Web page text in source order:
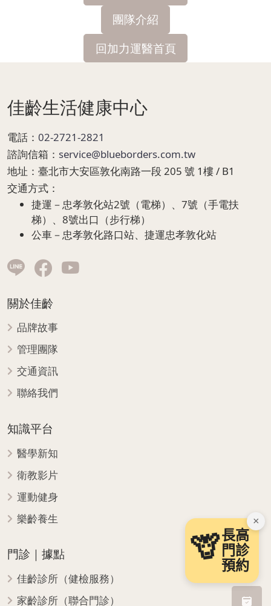
團隊介紹
回加力運醫首頁
×
🦒長高
門診
預約
佳齡生活健康中心
電話： 02-2721-2821
諮詢信箱： service@blueborders.com.tw
地址： 臺北市大安區敦化南路一段 205 號 1樓 / B1
交通方式：
捷運－忠孝敦化站2號（電梯）、7號（手電扶
梯）、8號出口（步行梯）
公車－忠孝敦化路口站、捷運忠孝敦化站
關於佳齡
品牌故事
管理團隊
交通資訊
聯絡我們
知識平台
醫學新知
衛教影片
運動健身
樂齡養生
門診｜據點
佳齡診所（健檢服務）
家齡診所（聯合門診）